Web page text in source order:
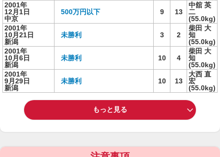
2001年
12月1日
中京
500万円以下 9 13
中舘 英
二
(55.0kg)
2001年
10月21日
新潟
未勝利 3 2
柴田 大
知
(55.0kg)
2001年
10月6日
新潟
未勝利 10 4
柴田 大
知
(55.0kg)
2001年
9月29日
新潟
未勝利 10 13
大西 直
宏
(55.0kg)
もっと見る